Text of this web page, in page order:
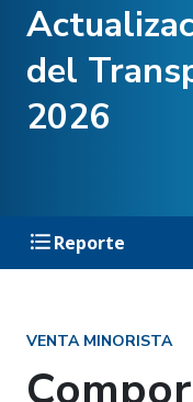
del
2026
Reporte
VENTA MINORISTA